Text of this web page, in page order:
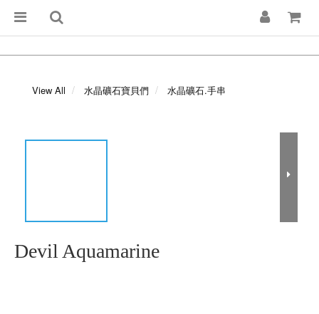
View All 水晶礦石寶貝們 水晶礦石.手串
Devil Aquamarine